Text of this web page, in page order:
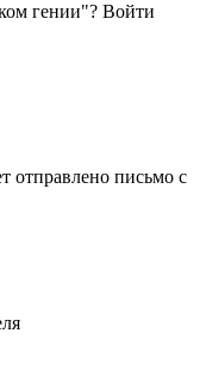
гении"? Войти
отправлено письмо с